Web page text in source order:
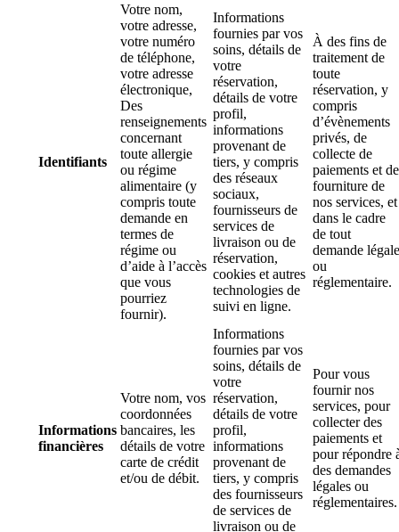
Identifiants
Votre nom,
votre adresse,
votre numéro
de téléphone,
votre adresse
électronique,
Des
renseignements
concernant
toute allergie
ou régime
alimentaire (y
compris toute
demande en
termes de
régime ou
d’aide à l’accès
que vous
pourriez
fournir).
Informations
fournies par vos
soins, détails de
votre
réservation,
détails de votre
profil,
informations
provenant de
tiers, y compris
des réseaux
sociaux,
fournisseurs de
services de
livraison ou de
réservation,
cookies et autres
technologies de
suivi en ligne.
À des fins de
traitement de
toute
réservation, y
compris
d’évènements
privés, de
collecte de
paiements et de
fourniture de
nos services, et
dans le cadre
de tout
demande légale
ou
réglementaire.
Informations
financières
Votre nom, vos
coordonnées
bancaires, les
détails de votre
carte de crédit
et/ou de débit.
Informations
fournies par vos
soins, détails de
votre
réservation,
détails de votre
profil,
informations
provenant de
tiers, y compris
des fournisseurs
de services de
livraison ou de
Pour vous
fournir nos
services, pour
collecter des
paiements et
pour répondre
des demandes
légales ou
réglementaires.